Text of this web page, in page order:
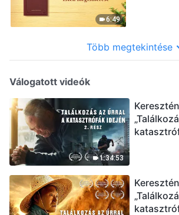
6:49
Több megtekintése
Válogatott videók
1:34:53
szinkron)